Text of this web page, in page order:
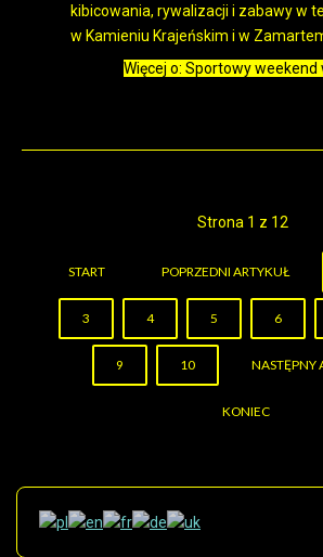
kibicowania, rywalizacji i zabawy w
w Kamieniu Krajeńskim i w
Więcej o: Sportowy weekend
Strona 1 z 12
START POPRZEDNI ARTYKUŁ
3 4 5 6
9 10 NASTĘPNY
KONIEC